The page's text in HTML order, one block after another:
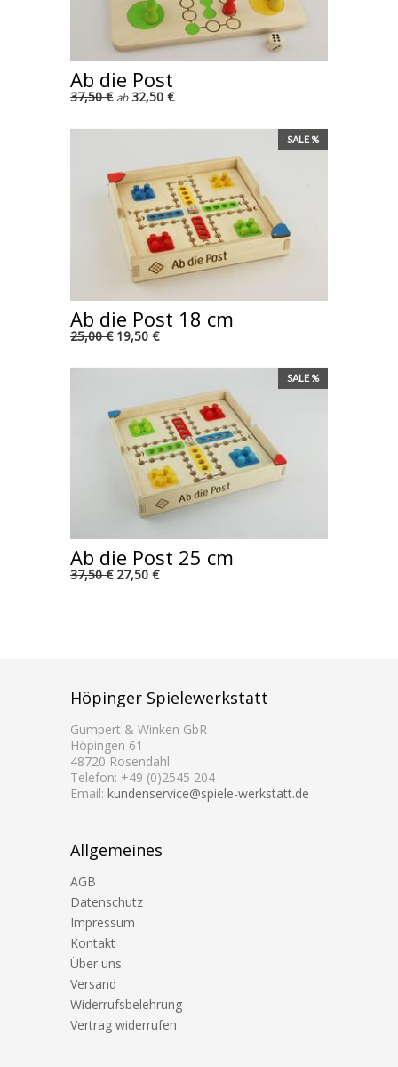
Ab die Post
37,50 € ab32,50 €
SALE %
Ab die Post 18 cm
25,00 €19,50 €
SALE %
Ab die Post 25 cm
37,50 €27,50 €
Höpinger Spielewerkstatt
Gumpert & Winken GbR
Höpingen 61
48720 Rosendahl
Telefon: +49 (0)2545 204
Email: kundenservice@spiele-werkstatt.de
Allgemeines
AGB
Datenschutz
Impressum
Kontakt
Über uns
Versand
Widerrufsbelehrung
Vertrag widerrufen